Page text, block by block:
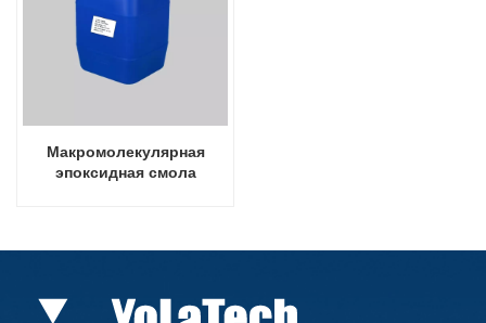
Макромолекулярная
эпоксидная смола